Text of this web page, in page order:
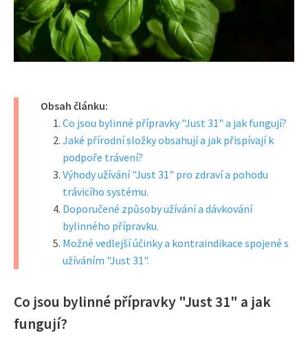
Obsah článku:
Co jsou bylinné přípravky "Just 31" a jak fungují?
Jaké přírodní složky obsahují a jak přispívají k
podpoře trávení?
Výhody užívání "Just 31" pro zdraví a pohodu
trávicího systému.
Doporučené způsoby užívání a dávkování
bylinného přípravku.
Možné vedlejší účinky a kontraindikace spojené s
užíváním "Just 31".
Co jsou bylinné přípravky "Just 31" a jak
fungují?